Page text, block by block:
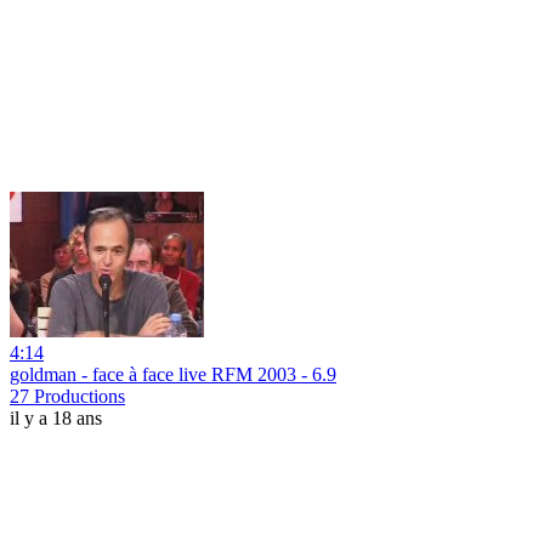
4:14
goldman - face à face live RFM 2003 - 6.9
27 Productions
il y a 18 ans